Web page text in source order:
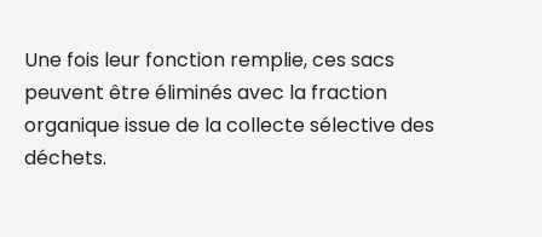
Une fois leur fonction remplie, ces sacs
peuvent être éliminés avec la fraction
organique issue de la collecte sélective des
déchets.